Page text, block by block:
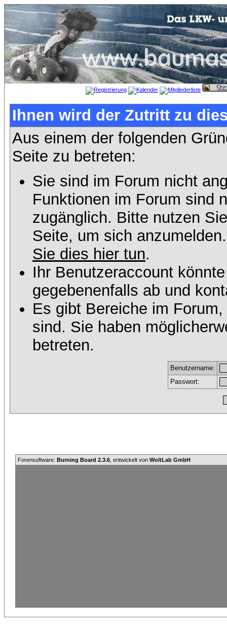
Ihnen wird der Zutritt zu
Aus einem der folgenden
Seite zu betreten:
Sie sind im Forum nicht
Funktionen im Forum sind
zugänglich. Bitte nutzen
Seite, um sich
Sie dies hier tun.
Ihr Benutzeraccount
gegebenenfalls ab und
Es gibt Bereiche im
sind. Sie haben
betreten.
Benutzername:
Passwort:
Forensoftware: Burning Board 2.3.6 , entwickelt von WoltLab GmbH